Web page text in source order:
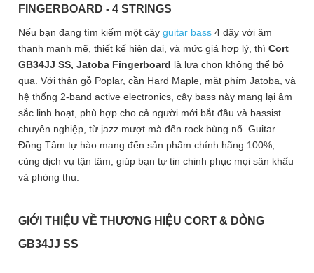
FINGERBOARD - 4 STRINGS
Nếu bạn đang tìm kiếm một cây guitar bass 4 dây với âm
thanh mạnh mẽ, thiết kế hiện đại, và mức giá hợp lý, thì Cort
GB34JJ SS, Jatoba Fingerboard là lựa chọn không thể bỏ
qua. Với thân gỗ Poplar, cần Hard Maple, mặt phím Jatoba, và
hệ thống 2-band active electronics, cây bass này mang lại âm
sắc linh hoạt, phù hợp cho cả người mới bắt đầu và bassist
chuyên nghiệp, từ jazz mượt mà đến rock bùng nổ. Guitar
Đồng Tâm tự hào mang đến sản phẩm chính hãng 100%,
cùng dịch vụ tận tâm, giúp bạn tự tin chinh phục mọi sân khấu
và phòng thu.